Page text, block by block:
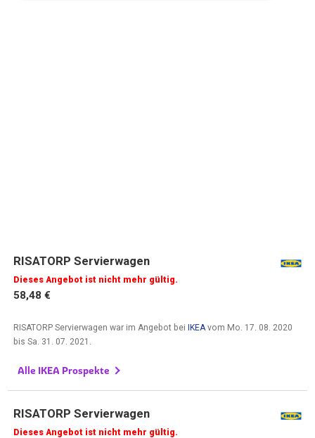
RISATORP Servierwagen
Dieses Angebot ist nicht mehr gültig.
58,48 €
RISATORP Servierwagen war im Angebot beiIKEA vom Mo. 17. 08. 2020
bisSa. 31. 07. 2021
Alle IKEA Prospekte
RISATORP Servierwagen
Dieses Angebot ist nicht mehr gültig.